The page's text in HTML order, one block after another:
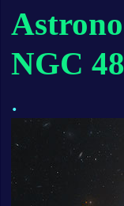
NGC
.